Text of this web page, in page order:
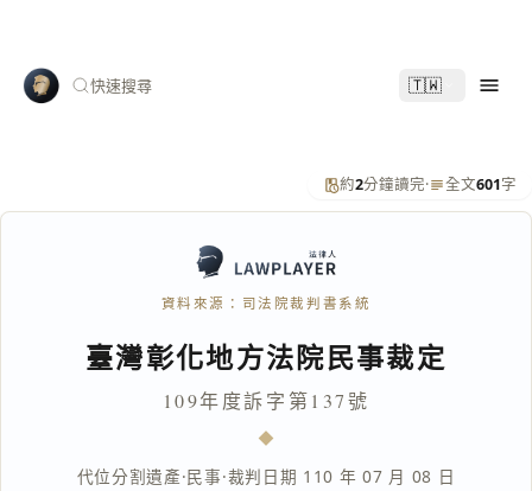
快速搜尋 🇹🇼
約2分鐘讀完· 全文601字
資料來源：司法院裁判書系統
臺灣彰化地方法院民事裁定
109年度訴字第137號
代位分割遺產·民事·裁判日期 110 年 07 月 08 日